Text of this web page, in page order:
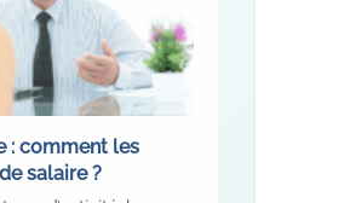
: comment les
salaire ?